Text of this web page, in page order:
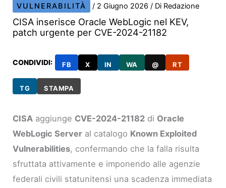
VULNERABILITÀ / 2 Giugno 2026/ Di Redazione
CISA inserisce Oracle WebLogic nel KEV,
patch urgente per CVE-2024-21182
CONDIVIDI: FB X IN WA @ RT
TG STAMPA
CISA aggiunge CVE-2024-21182 di Oracle
WebLogic Server al catalogo Known Exploited
Vulnerabilities, confermando che la falla risulta
sfruttata attivamente e imponendo alle agenzie
federali civili statunitensi una scadenza immediata